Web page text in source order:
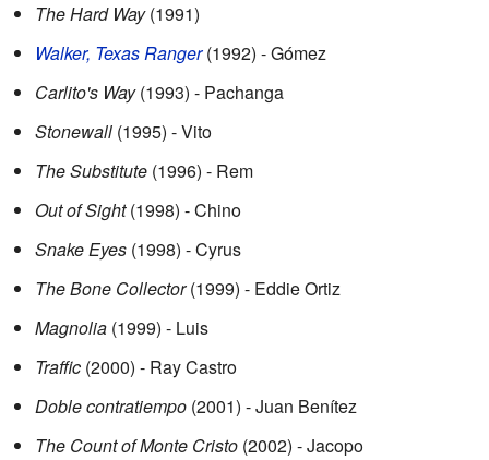
The Hard Way(1991)
Walker, Texas Ranger(1992) - Gómez
Carlito's Way(1993) - Pachanga
Stonewall (1995) - Vito
The Substitute (1996) - Rem
Out of Sight(1998) - Chino
Snake Eyes (1998) - Cyrus
The Bone Collector(1999) - Eddie Ortiz
Magnolia (1999) - Luis
Traffic (2000) - Ray Castro
Doble contratiempo (2001) - Juan Benítez
The Count of Monte Cristo (2002) - Jacopo